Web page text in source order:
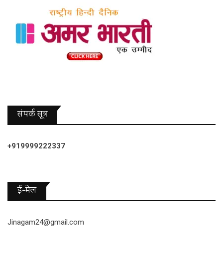
संपर्क सूत्र
+919999222337
ई-मेल
Jinagam24@gmail.com